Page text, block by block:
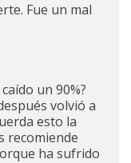
Fue un mal
un 90%?
volvió a
esto la
recomiende
ha sufrido